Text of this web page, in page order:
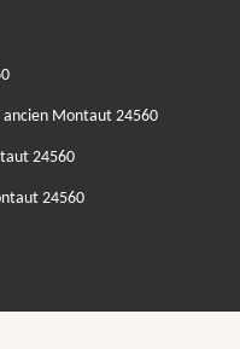
Montaut 24560
24560
24560